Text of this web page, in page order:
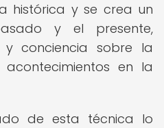
histórica y se crea un
y el presente,
y conciencia sobre la
en la
de esta técnica lo